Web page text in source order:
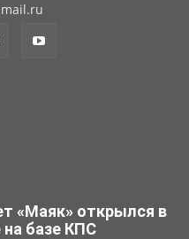
«Маяк» открылся в
на базе КПС